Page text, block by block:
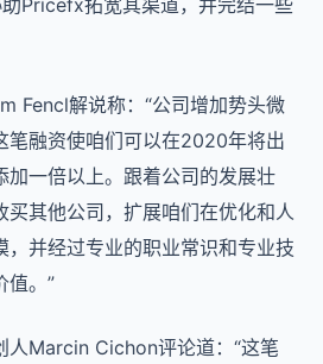
Pricefx拓宽其渠道，并完结一些
Fencl解说称：“公司增加势头微
笔融资使咱们可以在2020年将出
加一倍以上。跟着公司的发展壮
买其他公司，扩展咱们在优化和人
，并经过专业的职业常识和专业技
值。”
人Marcin Cichon评论道：“这笔